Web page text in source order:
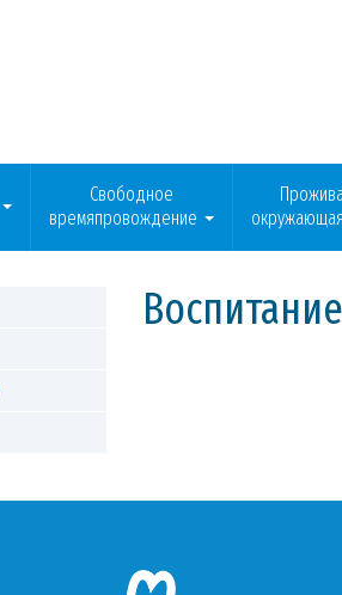
Свободное
времяпровождение